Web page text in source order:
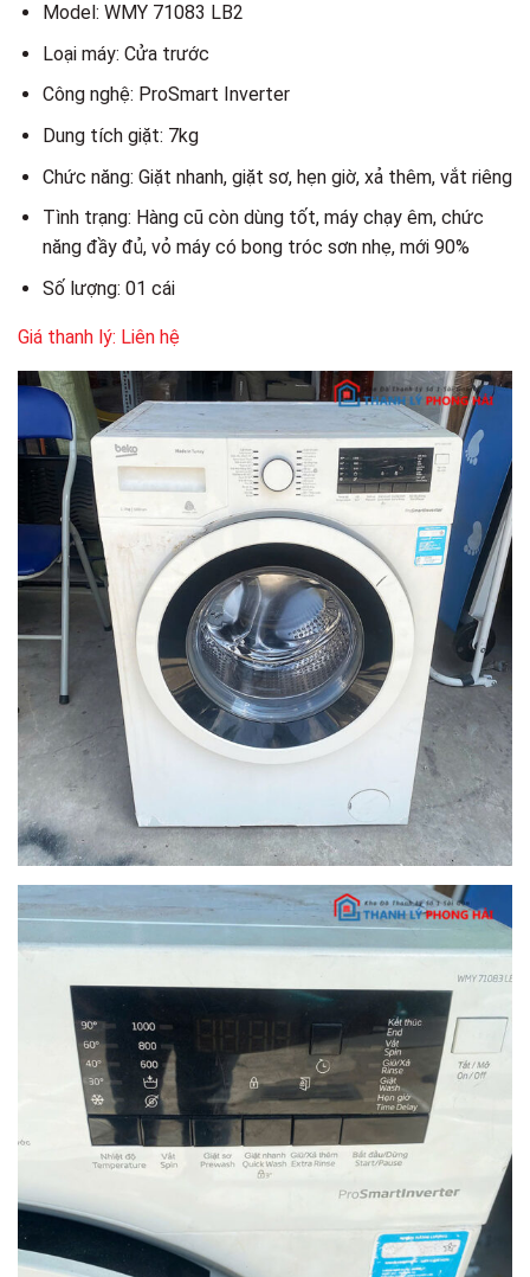
Model: WMY 71083 LB2
Loại máy: Cửa trước
Công nghệ: ProSmart Inverter
Dung tích giặt: 7kg
Chức năng: Giặt nhanh, giặt sơ, hẹn giờ, xả thêm, vắt riêng
Tình trạng: Hàng cũ còn dùng tốt, máy chạy êm, chức
năng đầy đủ, vỏ máy có bong tróc sơn nhẹ, mới 90%
Số lượng: 01 cái
Giá thanh lý: Liên hệ